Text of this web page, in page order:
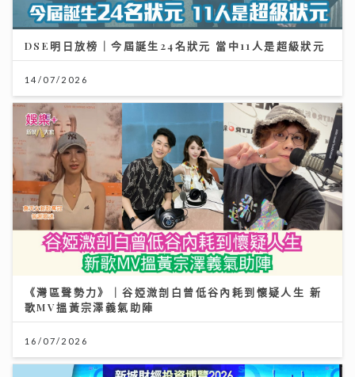
DSE明日放榜｜今屆誕生24名狀元 當中11人是超級狀元
14/07/2026
《灣區聲勢力》｜谷婭溦剖白曾低谷內耗到懷疑人生 新
歌MV搵黃宗澤義氣助陣
16/07/2026